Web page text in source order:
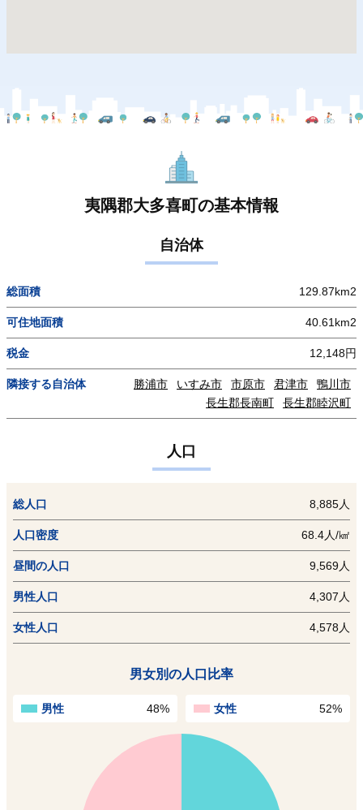
夷隅郡大多喜町の基本情報
自治体
総面積 129.87km2
可住地面積 40.61km2
税金 12,148円
隣接する自治体 勝浦市 いすみ市 市原市 君津市
鴨川市
長生郡長南町
長生郡睦沢町
人口
総人口 8,885人
人口密度 68.4人/㎢
昼間の人口 9,569人
男性人口 4,307人
女性人口 4,578人
男女別の人口比率
男性 48% 女性 52%